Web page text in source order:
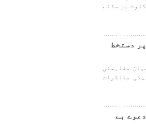
بن سکتے
دستخط
مفاہمتی
مذاکرات
بے